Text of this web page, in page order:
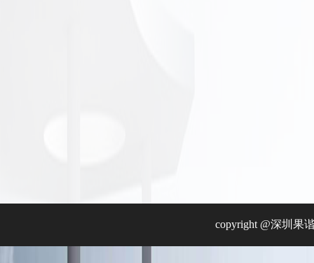
copyright @深圳果